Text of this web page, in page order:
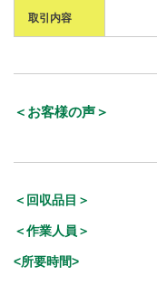
取引内容
＜お客様の声＞
＜回収品目＞
＜作業人員＞
<所要時間>